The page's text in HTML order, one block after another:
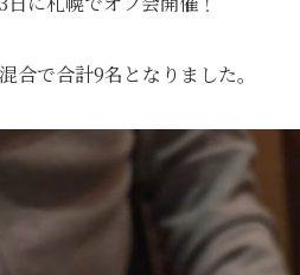
合で合計9名となりました。